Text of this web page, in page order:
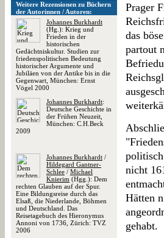
Weitere Rezensionen zu Büchern
der Autorinnen / Autoren:
Johannes Burkhardt
(Hg.): Krieg und
Frieden in der
historischen
Gedächtniskultur. Studien zur
friedenspolitischen Bedeutung
historischer Argumente und
Jubiläen von der Antike bis in die
Gegenwart, München: Ernst
Vögel 2000
Johannes Burkhardt:
Deutsche Geschichte in
der Frühen Neuzeit,
München: C.H.Beck
2009
Johannes Burkhardt /
Hildegard Gantner-
Schlee / Michael
Knierim (Hgg.): Dem
rechten Glauben auf der Spur.
Eine Bildungsreise durch das
Elsaß, die Niederlande, Böhmen
und Deutschland. Das
Reisetagebuch des Hieronymus
Annoni von 1736, Zürich: TVZ
2006
Prager
das
partout
nicht
Hätten
gehabt.